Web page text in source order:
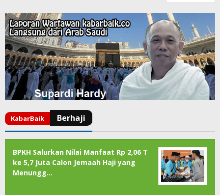
BPKH Salurkan Nilai Manfaat Rp 2,06 T
ke 5,7 Juta Calon Jemaah Haji yang
Menungg…